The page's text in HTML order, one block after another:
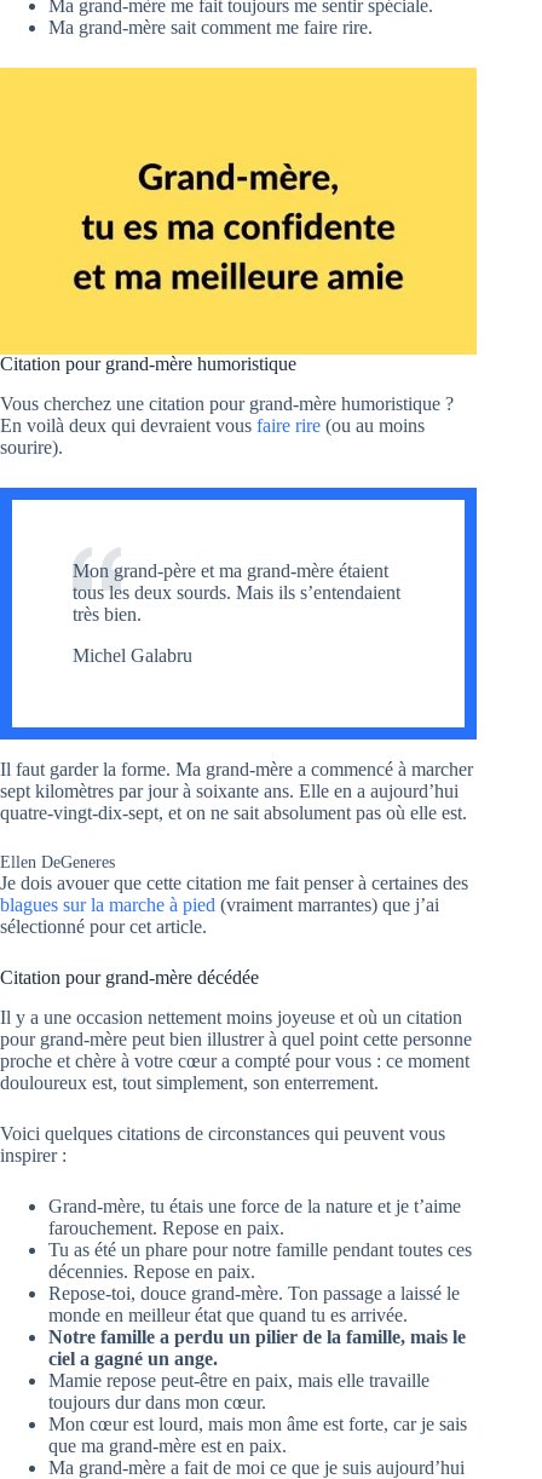
Ma grand-mère me fait toujours me sentir spéciale.
Ma grand-mère sait comment me faire rire.
Citation pour grand-mère humoristique
Vous cherchez une citation pour grand-mère humoristique ?
En voilà deux qui devraient vous faire rire (ou au moins
sourire).
Mon grand-père et ma grand-mère étaient
tous les deux sourds. Mais ils s’entendaient
très bien.
Michel Galabru
Il faut garder la forme. Ma grand-mère a commencé à marcher
sept kilomètres par jour à soixante ans. Elle en a aujourd’hui
quatre-vingt-dix-sept, et on ne sait absolument pas où elle est.
Ellen DeGeneres
Je dois avouer que cette citation me fait penser à certaines des
blagues sur la marche à pied (vraiment marrantes) que j’ai
sélectionné pour cet article.
Citation pour grand-mère décédée
Il y a une occasion nettement moins joyeuse et où un citation
pour grand-mère peut bien illustrer à quel point cette personne
proche et chère à votre cœur a compté pour vous : ce moment
douloureux est, tout simplement, son enterrement.
Voici quelques citations de circonstances qui peuvent vous
inspirer :
Grand-mère, tu étais une force de la nature et je t’aime
farouchement. Repose en paix.
Tu as été un phare pour notre famille pendant toutes ces
décennies. Repose en paix.
Repose-toi, douce grand-mère. Ton passage a laissé le
monde en meilleur état que quand tu es arrivée.
Notre famille a perdu un pilier de la famille, mais le
ciel a gagné un ange.
Mamie repose peut-être en paix, mais elle travaille
toujours dur dans mon cœur.
Mon cœur est lourd, mais mon âme est forte, car je sais
que ma grand-mère est en paix.
Ma grand-mère a fait de moi ce que je suis aujourd’hui